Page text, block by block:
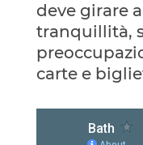
deve girare
tranquillità,
carte e